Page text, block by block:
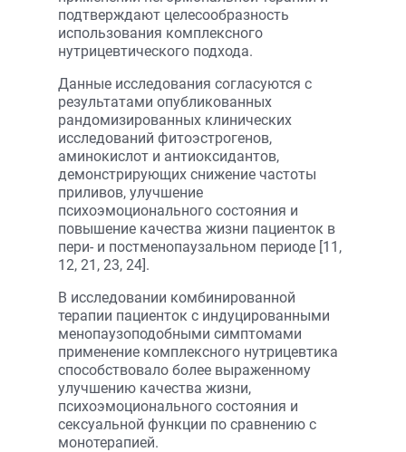
подтверждают целесообразность
использования комплексного
нутрицевтического подхода.
Данные исследования согласуются с
результатами опубликованных
рандомизированных клинических
исследований фитоэстрогенов,
аминокислот и антиоксидантов,
демонстрирующих снижение частоты
приливов, улучшение
психоэмоционального состояния и
повышение качества жизни пациенток в
пери- и постменопаузальном периоде [11,
12, 21, 23, 24].
В исследовании комбинированной
терапии пациенток с индуцированными
менопаузоподобными симптомами
применение комплексного нутрицевтика
способствовало более выраженному
улучшению качества жизни,
психоэмоционального состояния и
сексуальной функции по сравнению с
монотерапией.